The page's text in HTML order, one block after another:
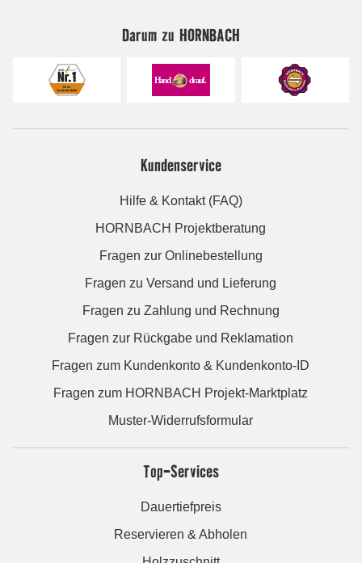
Darum zu HORNBACH
Kundenservice
Hilfe & Kontakt (FAQ)
HORNBACH Projektberatung
Fragen zur Onlinebestellung
Fragen zu Versand und Lieferung
Fragen zu Zahlung und Rechnung
Fragen zur Rückgabe und Reklamation
Fragen zum Kundenkonto & Kundenkonto-ID
Fragen zum HORNBACH Projekt-Marktplatz
Muster-Widerrufsformular
Top-Services
Dauertiefpreis
Reservieren & Abholen